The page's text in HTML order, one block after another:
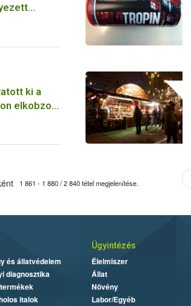
ki a
elkobzott
1 861 - 1 880 / 2 840 tétel megjelenítése.
és állatvédelem
diagnosztika
italok
Ügyintézés
Élelmiszer
Állat
Növény
Labor/Egyéb